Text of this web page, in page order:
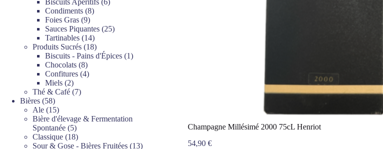
Champagne Millésimé 2000 75cL Henriot
54,90 €
Condiments 88
Foies Gras 99
produits
Sauces Piquantes 2525
Tartinables 1414
produits
Produits Sucrés 1818
produits
Biscuits - Pains d'Épices 11
Chocolats 88
produits
Confitures 44
Miels 22
produits
Thé & Café 77
Bières 5858
produits
Ale 1515
produits
Bière d'élevage & Fermentation
Spontanée 55
produits
Classique 1818
produits
Sour & Gose - Bières Fruitées 1313